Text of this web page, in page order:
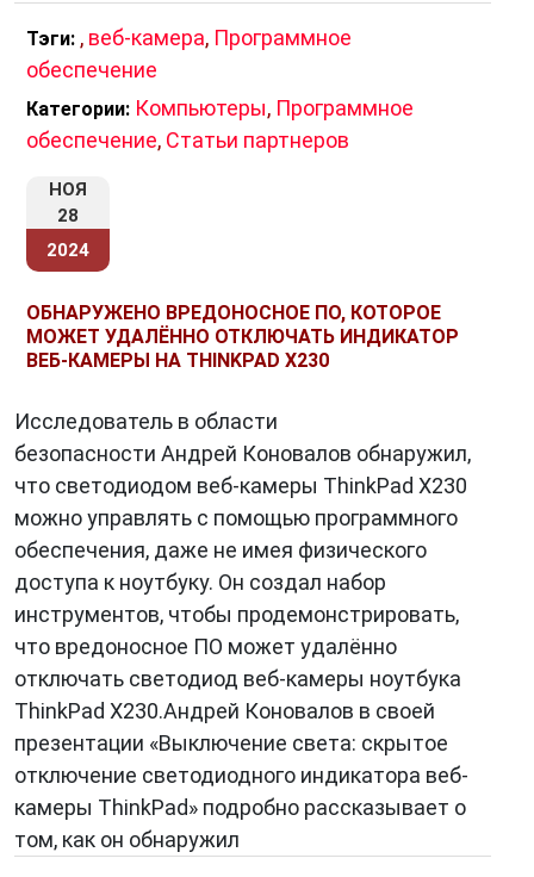
Тэги: , веб-камера, Программное
обеспечение
Категории: Компьютеры, Программное
обеспечение, Статьи партнеров
НОЯ
28
2024
ОБНАРУЖЕНО ВРЕДОНОСНОЕ ПО, КОТОРОЕ
МОЖЕТ УДАЛЁННО ОТКЛЮЧАТЬ ИНДИКАТОР
ВЕБ-КАМЕРЫ НА THINKPAD X230
Исследователь в области
безопасности Андрей Коновалов обнаружил,
что светодиодом веб-камеры ThinkPad X230
можно управлять с помощью программного
обеспечения, даже не имея физического
доступа к ноутбуку. Он создал набор
инструментов, чтобы продемонстрировать,
что вредоносное ПО может удалённо
отключать светодиод веб-камеры ноутбука
ThinkPad X230.Андрей Коновалов в своей
презентации «Выключение света: скрытое
отключение светодиодного индикатора веб-
камеры ThinkPad» подробно рассказывает о
том, как он обнаружил